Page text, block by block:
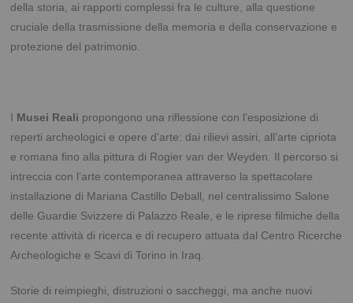
della storia, ai rapporti complessi fra le culture, alla questione
cruciale della trasmissione della memoria e della conservazione e
protezione del patrimonio.
I Musei Reali propongono una riflessione con l’esposizione di
reperti archeologici e opere d’arte: dai rilievi assiri, all’arte cipriota
e romana fino alla pittura di Rogier van der Weyden. Il percorso si
intreccia con l’arte contemporanea attraverso la spettacolare
installazione di Mariana Castillo Deball, nel centralissimo Salone
delle Guardie Svizzere di Palazzo Reale, e le riprese filmiche della
recente attività di ricerca e di recupero attuata dal Centro Ricerche
Archeologiche e Scavi di Torino in Iraq.
Storie di reimpieghi, distruzioni o saccheggi, ma anche nuovi